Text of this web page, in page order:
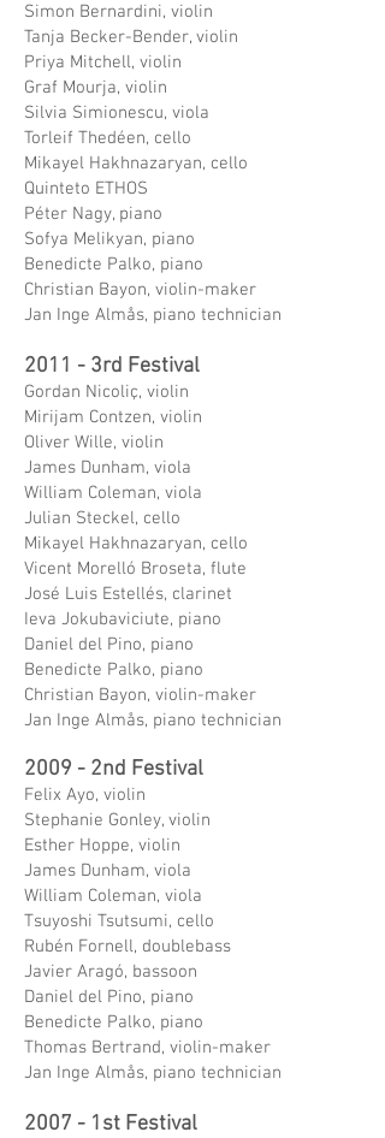
Simon Bernardini, violin
Tanja Becker-Bender, violin
Priya Mitchell, violin
Graf Mourja, violin
Silvia Simionescu, viola
Torleif Thedéen, cello
Mikayel Hakhnazaryan, cello
Quinteto ETHOS
Péter Nagy, piano
Sofya Melikyan, piano
Benedicte Palko, piano
Christian Bayon, violin-maker
Jan Inge Almås, piano technician
2011 - 3rd Festival
Gordan Nicoliç, violin
Mirijam Contzen, violin
Oliver Wille, violin
James Dunham, viola
William Coleman, viola
Julian Steckel, cello
Mikayel Hakhnazaryan, cello
Vicent Morelló Broseta, flute
José Luis Estellés, clarinet
Ieva Jokubaviciute, piano
Daniel del Pino, piano
Benedicte Palko, piano
Christian Bayon, violin-maker
Jan Inge Almås, piano technician
2009 - 2nd Festival
Felix Ayo, violin
Stephanie Gonley, violin
Esther Hoppe, violin
James Dunham, viola
William Coleman, viola
Tsuyoshi Tsutsumi, cello
Rubén Fornell, doublebass
Javier Aragó, bassoon
Daniel del Pino, piano
Benedicte Palko, piano
Thomas Bertrand, violin-maker
Jan Inge Almås, piano technician
2007 - 1st Festival